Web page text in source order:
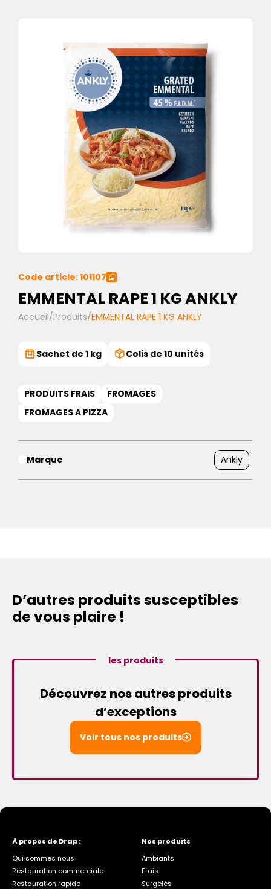
Code article: 101107
EMMENTAL RAPE 1 KG ANKLY
Accueil/Produits/EMMENTAL RAPE 1 KG ANKLY
Sachet de 1 kg Colis de 10 unités
PRODUITS FRAIS
FROMAGES
FROMAGES A PIZZA
Marque Ankly
D’autres produits susceptibles
de vous plaire !
les produits
Découvrez nos autres produits
d’exceptions
Voir tous nos produits
À propos de Drap :
Qui sommes nous
Restauration commerciale
Restauration rapide
Nos produits
Ambiants
Frais
Surgelés